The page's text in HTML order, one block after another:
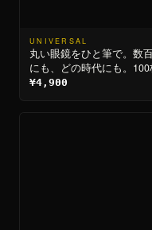
UNIVERSAL
丸い眼鏡をひと筆で。数
にも、どの時代にも。100
¥4,900